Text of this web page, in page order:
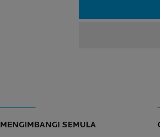
MENGIMBANGI SEMULA